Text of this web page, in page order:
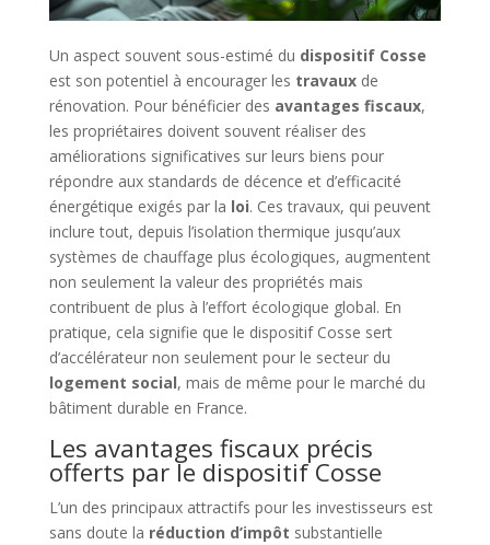
Un aspect souvent sous-estimé du dispositif Cosse
est son potentiel à encourager les travauxde
rénovation. Pour bénéficier des avantages fiscaux,
les propriétaires doivent souvent réaliser des
améliorations significatives sur leurs biens pour
répondre aux standards de décence et d’efficacité
énergétique exigés par la loi. Ces travaux, qui peuvent
inclure tout, depuis l’isolation thermique jusqu’aux
systèmes de chauffage plus écologiques, augmentent
non seulement la valeur des propriétés mais
contribuent de plus à l’effort écologique global. En
pratique, cela signifie que le dispositif Cosse sert
d’accélérateur non seulement pour le secteur du
logement social, mais de même pour le marché du
bâtiment durable en France.
Les avantages fiscaux précis
offerts par le dispositif Cosse
L’un des principaux attractifs pour les investisseurs est
sans doute la réduction d’impôt substantielle